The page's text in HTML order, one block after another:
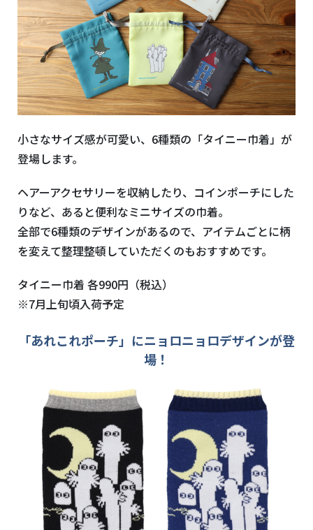
小さなサイズ感が可愛い、6種類の「タイニー巾着」が
登場します。
ヘアーアクセサリーを収納したり、コインポーチにした
りなど、あると便利なミニサイズの巾着。
全部で6種類のデザインがあるので、アイテムごとに柄
を変えて整理整頓していただくのもおすすめです。
タイニー巾着 各990円（税込）
※7月上旬頃入荷予定
「あれこれポーチ」にニョロニョロデザインが登
場！